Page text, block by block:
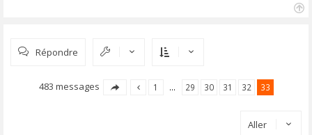
Répondre
483 messages 1 … 29 30 31 32 33
Aller